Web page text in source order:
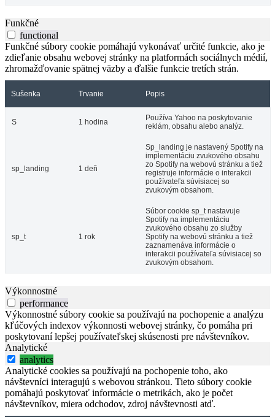
Funkčné
functional
Funkčné súbory cookie pomáhajú vykonávať určité funkcie, ako je
zdieľanie obsahu webovej stránky na platformách sociálnych médií,
zhromažďovanie spätnej väzby a ďalšie funkcie tretích strán.
Sušenka Trvanie Popis
S 1 hodina
Používa Yahoo na poskytovanie
reklám, obsahu alebo analýz.
sp_landing 1 deň
Sp_landing je nastavený Spotify na
implementáciu zvukového obsahu
zo Spotify na webovú stránku a tiež
registruje informácie o interakcii
používateľa súvisiacej so
zvukovým obsahom.
sp_t 1 rok
Súbor cookie sp_t nastavuje
Spotify na implementáciu
zvukového obsahu zo služby
Spotify na webovú stránku a tiež
zaznamenáva informácie o
interakcii používateľa súvisiacej so
zvukovým obsahom.
Výkonnostné
performance
Výkonnostné súbory cookie sa používajú na pochopenie a analýzu
kľúčových indexov výkonnosti webovej stránky, čo pomáha pri
poskytovaní lepšej používateľskej skúsenosti pre návštevníkov.
Analytické
analytics
Analytické cookies sa používajú na pochopenie toho, ako
návštevníci interagujú s webovou stránkou. Tieto súbory cookie
pomáhajú poskytovať informácie o metrikách, ako je počet
návštevníkov, miera odchodov, zdroj návštevnosti atď.